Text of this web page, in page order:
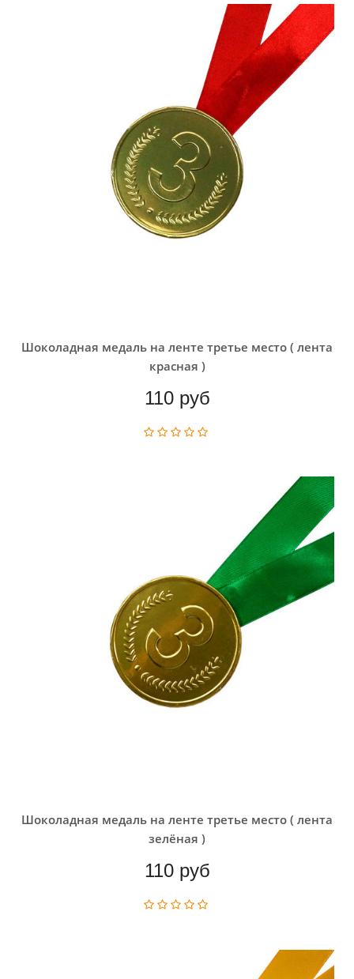
Шоколадная медаль на ленте третье место ( лента
красная )
110 руб
Шоколадная медаль на ленте третье место ( лента
зелёная )
110 руб